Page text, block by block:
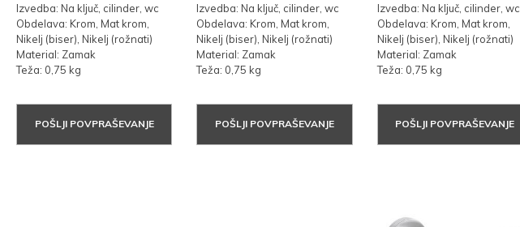
Izvedba: Na ključ, cilinder, wc
Obdelava: Krom, Mat krom,
Nikelj (biser), Nikelj (rožnati)
Material: Zamak
Teža: 0,75 kg
POŠLJI POVPRAŠEVANJE
Izvedba: Na ključ, cilinder, wc
Obdelava: Krom, Mat krom,
Nikelj (biser), Nikelj (rožnati)
Material: Zamak
Teža: 0,75 kg
POŠLJI POVPRAŠEVANJE
Izvedba: Na ključ, cilinder, wc
Obdelava: Krom, Mat krom,
Nikelj (biser), Nikelj (rožnati)
Material: Zamak
Teža: 0,75 kg
POŠLJI POVPRAŠEVANJE